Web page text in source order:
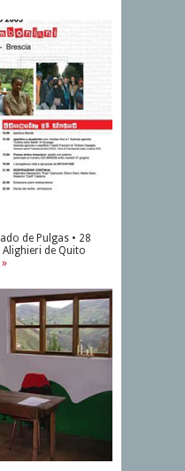
de Pulgas • 28
de Quito